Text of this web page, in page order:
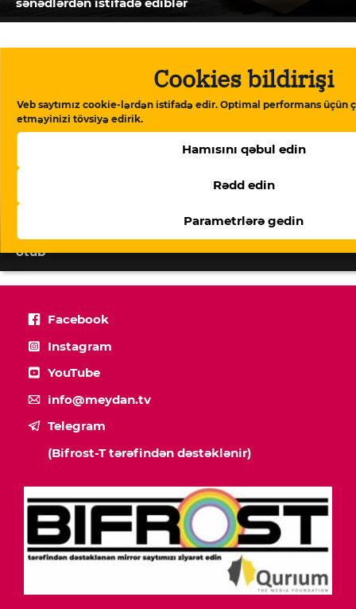
Cookies bildirişi
Veb saytımız cookie-lərdən istifadə edir. Optimal performans üçün
etməyinizi tövsiyə edirik.
Hamısını qəbul edin
Rədd edin
Parametrlərə gedin
Dövlət büdcəsinə vergi borcları 4 milyard manatı
ötüb
Facebook
Instagram
YouTube
info@meydan.tv
Telegram
(Bifrost-T tərəfindən dəstəklənir)